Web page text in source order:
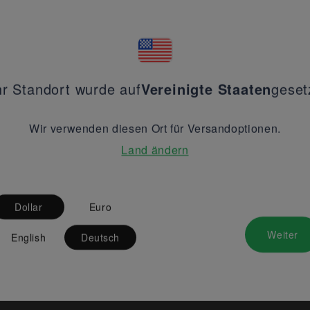
Standort wurde aufVereinigte Staaten
Wir verwenden diesen Ort für Versandoptionen.
Land ändern
Dollar Euro
English Deutsch Weiter